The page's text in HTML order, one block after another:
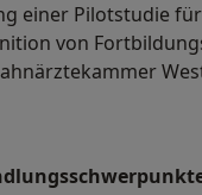
einer Pilotstudie
von